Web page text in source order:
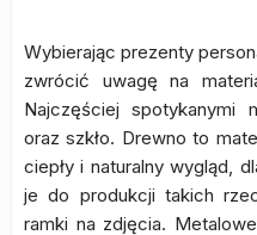
Wybierając prezenty
zwrócić uwagę na
Najczęściej spotykanymi
oraz szkło. Drewno to
ciepły i naturalny wygląd,
je do produkcji takich
ramki na zdjęcia.